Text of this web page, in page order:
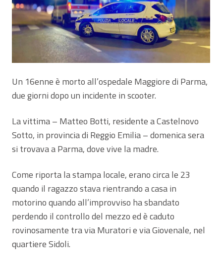
Un 16enne è morto all’ospedale Maggiore di Parma,
due giorni dopo un incidente in scooter.
La vittima – Matteo Botti, residente a Castelnovo
Sotto, in provincia di Reggio Emilia – domenica sera
si trovava a Parma, dove vive la madre.
Come riporta la stampa locale, erano circa le 23
quando il ragazzo stava rientrando a casa in
motorino quando all’improvviso ha sbandato
perdendo il controllo del mezzo ed è caduto
rovinosamente tra via Muratori e via Giovenale, nel
quartiere Sidoli.